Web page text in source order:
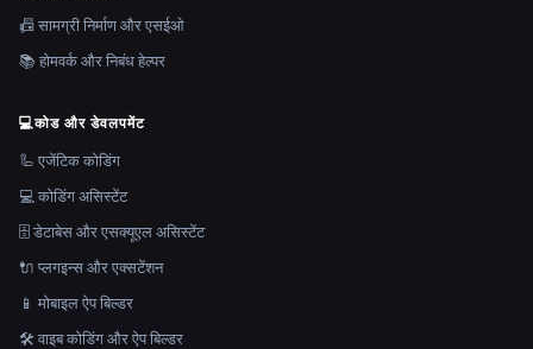
📠 सामग्री निर्माण और एसईओ
📚 होमवर्क और निबंध हेल्पर
💻कोड और डेवलपमेंट
🦾 एजेंटिक कोडिंग
💻 कोडिंग असिस्टेंट
🗄️ डेटाबेस और एसक्यूएल असिस्टेंट
🔌 प्लगइन्स और एक्सटेंशन
📱 मोबाइल ऐप बिल्डर
🛠️ वाइब कोडिंग और ऐप बिल्डर